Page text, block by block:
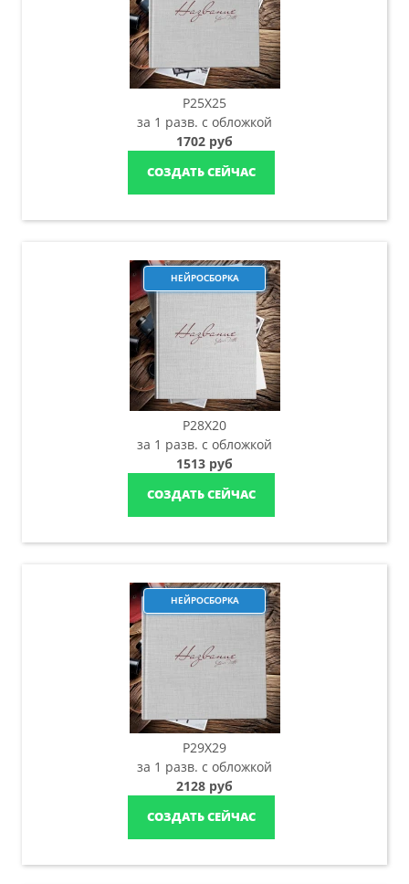
P25X25
за 1 разв. с обложкой
1702 руб
СОЗДАТЬ СЕЙЧАС
НЕЙРОСБОРКА
P28X20
за 1 разв. с обложкой
1513 руб
СОЗДАТЬ СЕЙЧАС
НЕЙРОСБОРКА
P29X29
за 1 разв. с обложкой
2128 руб
СОЗДАТЬ СЕЙЧАС